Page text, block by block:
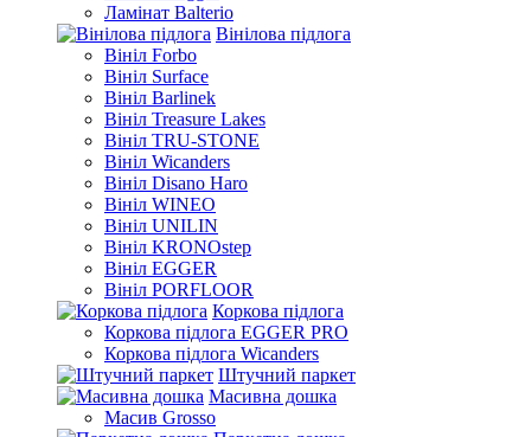
Ламінат Balterio
Вінілова підлога
Вініл Forbo
Вініл Surface
Вініл Barlinek
Вініл Treasure Lakes
Вініл TRU-STONE
Вініл Wicanders
Вініл Disano Haro
Вініл WINEO
Вініл UNILIN
Вініл KRONOstep
Вініл EGGER
Вініл PORFLOOR
Коркова підлога
Коркова підлога EGGER PRO
Коркова підлога Wicanders
Штучний паркет
Масивна дошка
Масив Grosso